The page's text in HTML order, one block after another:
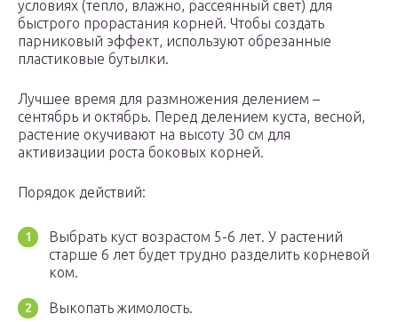
условиях (тепло, влажно, рассеянный свет) для
быстрого прорастания корней. Чтобы создать
парниковый эффект, используют обрезанные
пластиковые бутылки.
Лучшее время для размножения делением –
сентябрь и октябрь. Перед делением куста, весной,
растение окучивают на высоту 30 см для
активизации роста боковых корней.
Порядок действий:
Выбрать куст возрастом 5-6 лет. У растений
старше 6 лет будет трудно разделить корневой
ком.
Выкопать жимолость.